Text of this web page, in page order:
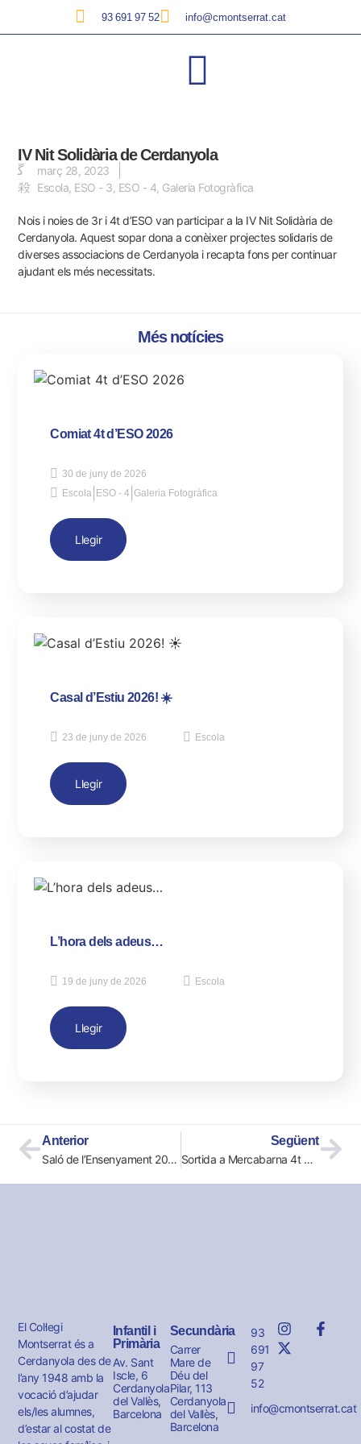
93 691 97 52 info@cmontserrat.cat
IV Nit Solidària de Cerdanyola
març 28, 2023
Escola ESO - 3 ESO - 4 Galeria Fotogràfica
Nois i noies de 3r i 4t d’ESO van participar a la IV Nit Solidària de
Cerdanyola. Aquest sopar dona a conèixer projectes solidaris de
diverses associacions de Cerdanyola i recapta fons per continuar
ajudant els més necessitats.
Més notícies
Comiat 4t d’ESO 2026
30 de juny de 2026
Escola ESO - 4 |Galeria Fotogràfica
Llegir
Casal d’Estiu 2026! ☀️
23 de juny de 2026 Escola
Llegir
L’hora dels adeus…
19 de juny de 2026 Escola
Llegir
Anterior
Saló de l’Ensenyament 2023
Següent
Sortida a Mercabarna 4t EP 29 de març de 2023
El Col·legi
Montserrat és a
Cerdanyola des de
l’any 1948 amb la
vocació d’ajudar
els/les alumnes,
d’estar al costat de
Infantil i
Primària
Av. Sant
Iscle, 6
Cerdanyola
del Vallès,
Barcelona
Secundària
Carrer
Mare de
Déu del
Pilar, 113
Cerdanyola
del Vallès,
Barcelona
93
691
97
52
info@cmontserrat.cat